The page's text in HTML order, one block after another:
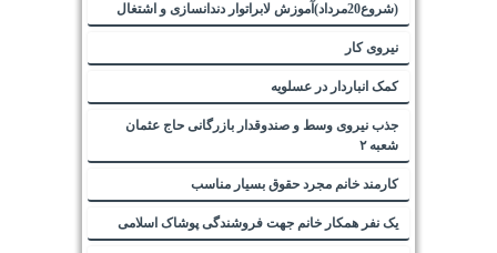
(شروع20مرداد)آموزش لابراتوار دندانسازی و اشتغال
نیروی کار
کمک انباردار در عسلویه
جذب نیروی وسط و صندوقدار بازرگانی حاج عثمان
شعبه ۲
کارمند خانم مجرد حقوق بسیار مناسب
یک نفر همکار خانم جهت فروشندگی پوشاک اسلامی